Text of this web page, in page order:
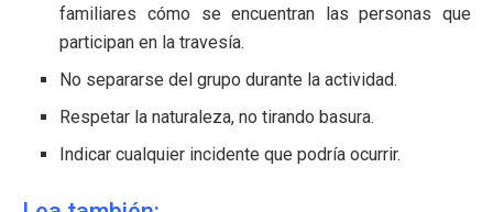
familiares cómo se encuentran las personas que
participan en la travesía.
No separarse del grupo durante la actividad.
Respetar la naturaleza, no tirando basura.
Indicar cualquier incidente que podría ocurrir.